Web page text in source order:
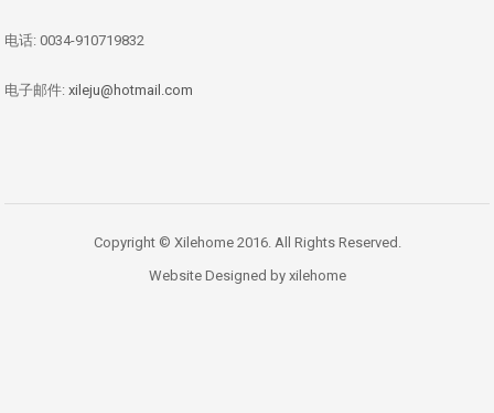
电话: 0034-910719832
电子邮件: xileju@hotmail.com
Copyright © Xilehome 2016. All Rights Reserved.
Website Designed by xilehome